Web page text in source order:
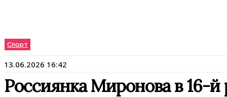
Спорт
13.06.2026 16:42
Россиянка Миронова в 16-